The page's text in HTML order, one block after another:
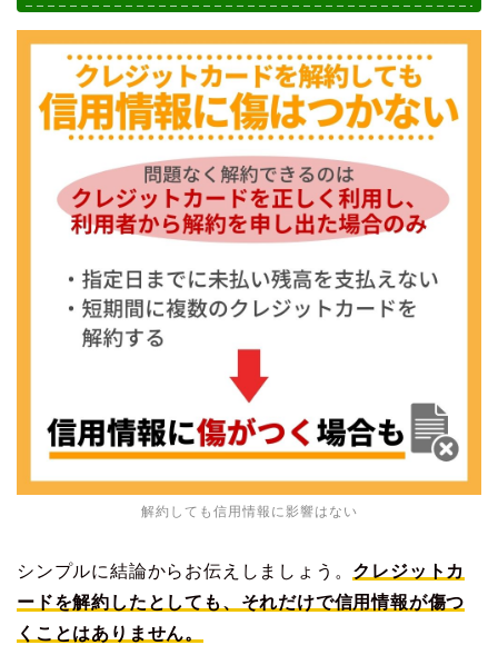
解約しても信用情報に影響はない
シンプルに結論からお伝えしましょう。 クレジットカ
ードを解約したとしても、それだけで信用情報が傷つ
くことはありません。